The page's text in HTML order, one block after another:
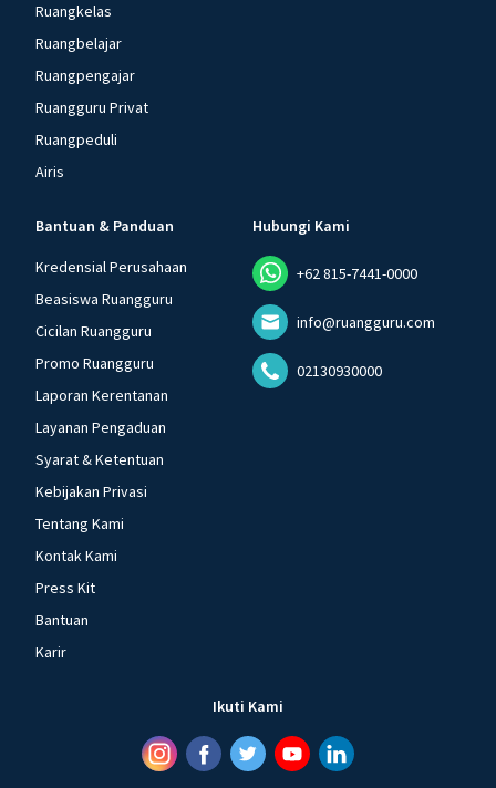
Ruangkelas
Ruangbelajar
Ruangpengajar
Ruangguru Privat
Ruangpeduli
Airis
Bantuan & Panduan
Kredensial Perusahaan
Beasiswa Ruangguru
Cicilan Ruangguru
Promo Ruangguru
Laporan Kerentanan
Layanan Pengaduan
Syarat & Ketentuan
Kebijakan Privasi
Tentang Kami
Kontak Kami
Press Kit
Bantuan
Karir
Hubungi Kami
+62 815-7441-0000
info@ruangguru.com
02130930000
Ikuti Kami